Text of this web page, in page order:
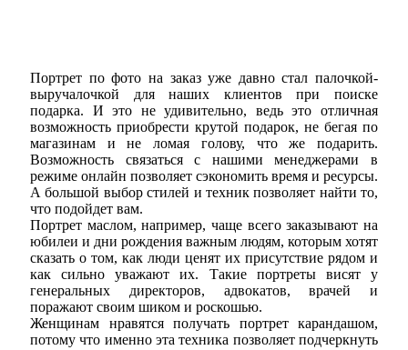
Портрет по фото на заказ уже давно стал палочкой-
выручалочкой для наших клиентов при поиске
подарка. И это не удивительно, ведь это отличная
возможность приобрести крутой подарок, не бегая по
магазинам и не ломая голову, что же подарить.
Возможность связаться с нашими менеджерами в
режиме онлайн позволяет сэкономить время и ресурсы.
А большой выбор стилей и техник позволяет найти то,
что подойдет вам.
Портрет маслом, например, чаще всего заказывают на
юбилеи и дни рождения важным людям, которым хотят
сказать о том, как люди ценят их присутствие рядом и
как сильно уважают их. Такие портреты висят у
генеральных директоров, адвокатов, врачей и
поражают своим шиком и роскошью.
Женщинам нравятся получать портрет карандашом,
потому что именно эта техника позволяет подчеркнуть